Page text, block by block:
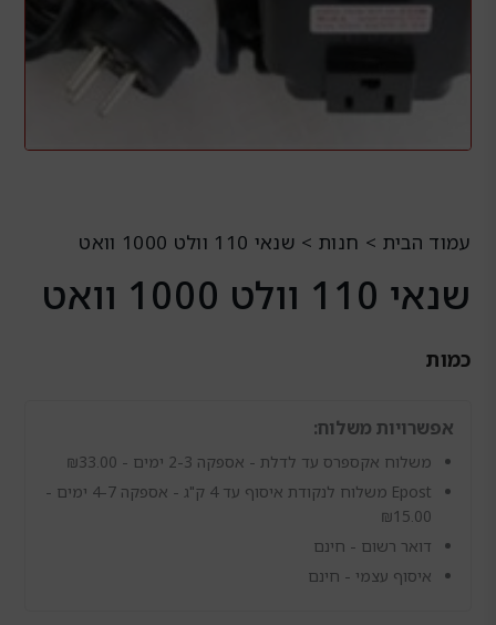
עמוד הבית > חנות> שנאי 110 וולט 1000 וואט
שנאי 110 וולט 1000 וואט
כמות
אפשרויות משלוח:
משלוח אקספרס עד לדלת - אספקה 2-3 ימים - ₪33.00
Epost משלוח לנקודת איסוף עד 4 ק"ג - אספקה 4-7 ימים -
₪15.00
דואר רשום - חינם
איסוף עצמי - חינם
110
1000